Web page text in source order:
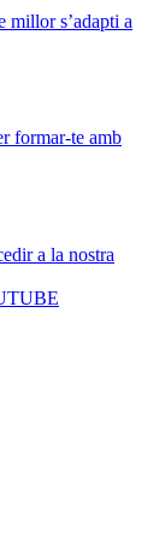
millor s’adapti a
formar-te amb
a la nostra